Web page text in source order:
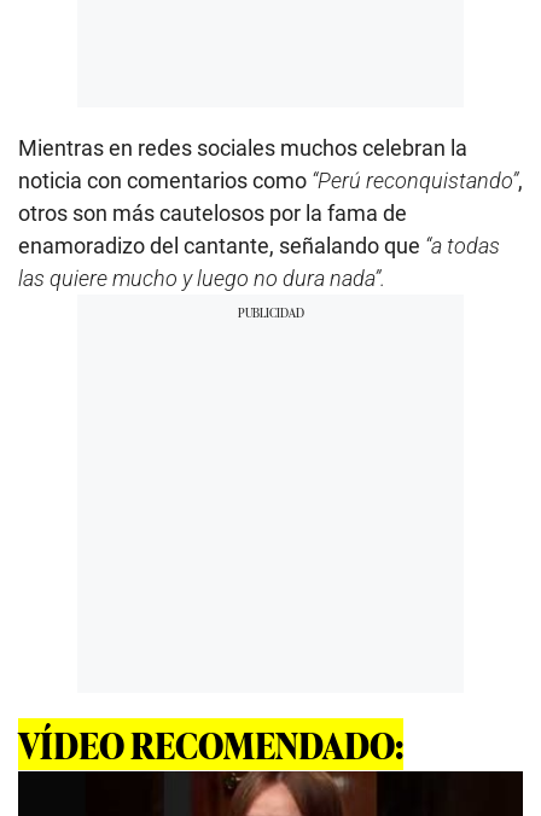
Mientras en redes sociales muchos celebran la
noticia con comentarios como “Perú reconquistando”,
otros son más cautelosos por la fama de
enamoradizo del cantante, señalando que “a todas
las quiere mucho y luego no dura nada”.
VÍDEO RECOMENDADO: